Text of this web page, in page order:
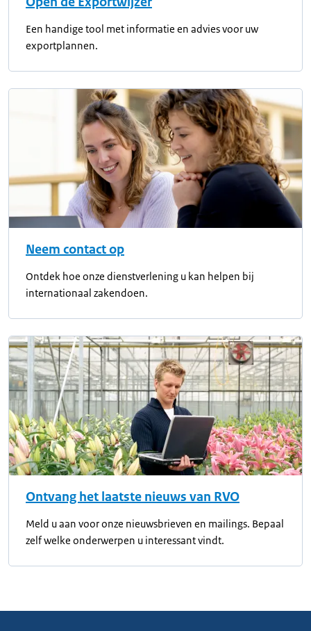
Een handige tool met informatie en advies voor uw
exportplannen.
Neem contact op
Ontdek hoe onze dienstverlening u kan helpen bij
internationaal zakendoen.
Ontvang het laatste nieuws van RVO
Meld u aan voor onze nieuwsbrieven en mailings. Bepaal
zelf welke onderwerpen u interessant vindt.